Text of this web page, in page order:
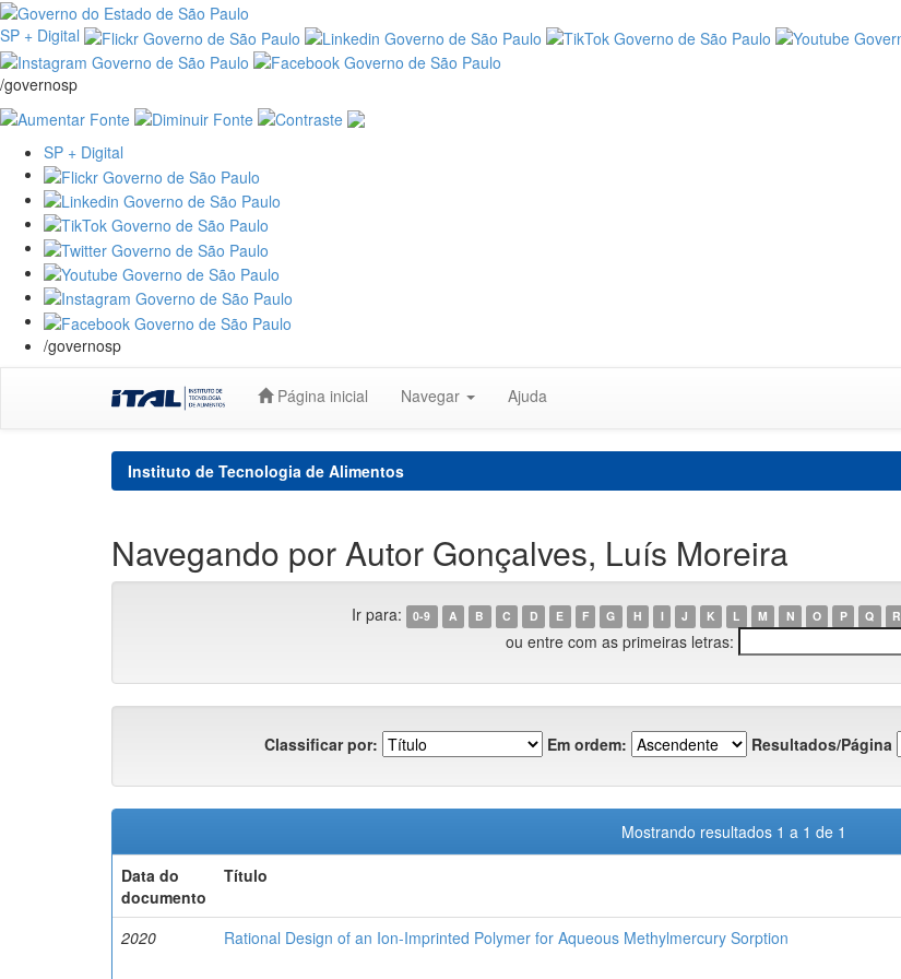
SP + Digital
/governosp
SP + Digital
/governosp
Página inicial Navegar Ajuda
Instituto de Tecnologia de Alimentos
Navegando por Autor Gonçalves, Luís Moreira
Ir para: 0-9 A B C D E F G H I J K L M N O P Q R
ou entre com as primeiras letras:
Classificar por: Em ordem: Resultados/Página
Mostrando resultados 1 a 1 de 1
Data do
documento
Título
2020 Rational Design of an Ion-Imprinted Polymer for Aqueous Methylmercury Sorption